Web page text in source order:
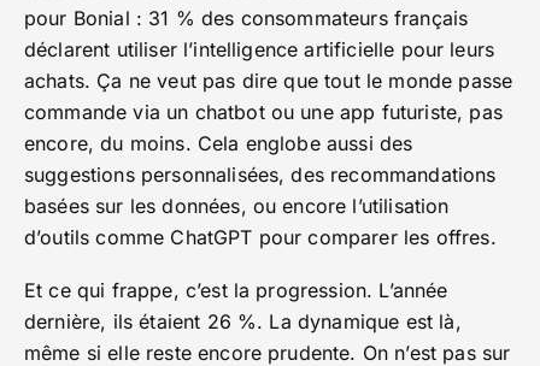
pour Bonial : 31 % des consommateurs français
déclarent utiliser l’intelligence artificielle pour leurs
achats. Ça ne veut pas dire que tout le monde passe
commande via un chatbot ou une app futuriste, pas
encore, du moins. Cela englobe aussi des
suggestions personnalisées, des recommandations
basées sur les données, ou encore l’utilisation
d’outils comme ChatGPT pour comparer les offres.
Et ce qui frappe, c’est la progression. L’année
dernière, ils étaient 26 %. La dynamique est là,
même si elle reste encore prudente. On n’est pas sur